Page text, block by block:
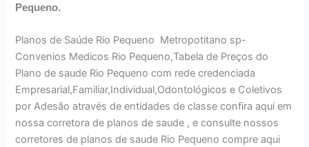
Pequeno.
Planos de Saúde Rio Pequeno Metropotitano sp-
Convenios Medicos Rio Pequeno,Tabela de Preços do
Plano de saude Rio Pequeno com rede credenciada
Empresarial,Familiar,Individual,Odontológicos e Coletivos
por Adesão através de entidades de classe confira aqui em
nossa corretora de planos de saude , e consulte nossos
corretores de planos de saude Rio Pequeno compre aqui